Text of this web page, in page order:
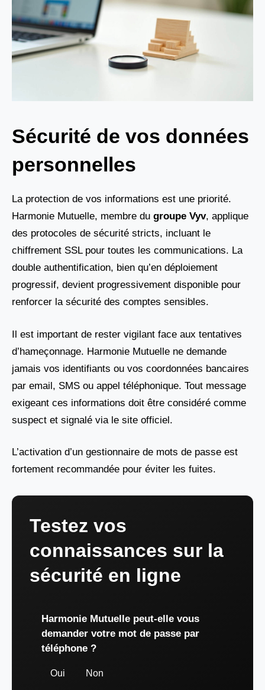
Sécurité de vos données
personnelles
La protection de vos informations est une priorité.
Harmonie Mutuelle, membre du groupe Vyv, applique
des protocoles de sécurité stricts, incluant le
chiffrement SSL pour toutes les communications. La
double authentification, bien qu’en déploiement
progressif, devient progressivement disponible pour
renforcer la sécurité des comptes sensibles.
Il est important de rester vigilant face aux tentatives
d’hameçonnage. Harmonie Mutuelle ne demande
jamais vos identifiants ou vos coordonnées bancaires
par email, SMS ou appel téléphonique. Tout message
exigeant ces informations doit être considéré comme
suspect et signalé via le site officiel.
L’activation d’un gestionnaire de mots de passe est
fortement recommandée pour éviter les fuites.
Testez vos
connaissances sur la
sécurité en ligne
Harmonie Mutuelle peut-elle vous
demander votre mot de passe par
téléphone ?
Oui Non